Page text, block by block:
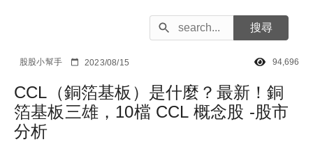
股股小幫手 2023/08/15 94,696
CCL（銅箔基板）是什麼？最新！銅
箔基板三雄，10檔 CCL 概念股 -股市
分析